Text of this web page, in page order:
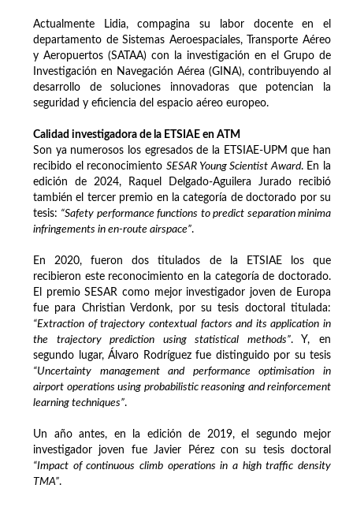
Actualmente Lidia, compagina su labor docente en el
departamento de Sistemas Aeroespaciales, Transporte Aéreo
y Aeropuertos (SATAA) con la investigación en el Grupo de
Investigación en Navegación Aérea (GINA), contribuyendo al
desarrollo de soluciones innovadoras que potencian la
seguridad y eficiencia del espacio aéreo europeo.
Calidad investigadora de la ETSIAE en ATM
Son ya numerosos los egresados de la ETSIAE-UPM que han
recibido el reconocimiento SESAR Young Scientist Award. En la
edición de 2024, Raquel Delgado-Aguilera Jurado recibió
también el tercer premio en la categoría de doctorado por su
tesis: “Safety performance functions to predict separation minima
infringements in en-route airspace”.
En 2020, fueron dos titulados de la ETSIAE los que
recibieron este reconocimiento en la categoría de doctorado.
El premio SESAR como mejor investigador joven de Europa
fue para Christian Verdonk, por su tesis doctoral titulada:
“Extraction of trajectory contextual factors and its application in
the trajectory prediction using statistical methods”. Y, en
segundo lugar, Álvaro Rodríguez fue distinguido por su tesis
“Uncertainty management and performance optimisation in
airport operations using probabilistic reasoning and reinforcement
learning techniques”.
Un año antes, en la edición de 2019, el segundo mejor
investigador joven fue Javier Pérez con su tesis doctoral
“Impact of continuous climb operations in a high traffic density
TMA”.